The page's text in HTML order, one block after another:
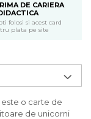
DE CARIERA
folosi si acest card
plata pe site
o carte de
de unicorni